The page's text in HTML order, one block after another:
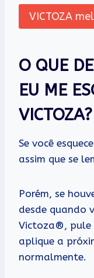
VICTOZA
O QUE
EU ME
VICTOZA?
Se você
assim que se
Porém, se
desde quando
Victoza®, pule
aplique a
normalmente.